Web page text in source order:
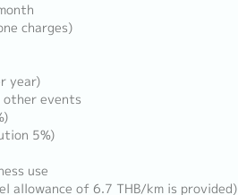
charges)
year)
other events
5%)
use
allowance of 6.7 THB/km is provided)